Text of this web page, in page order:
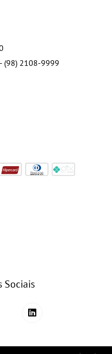
(98) 2108-9999
Sociais